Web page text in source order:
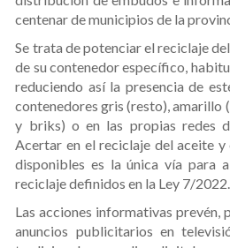
centenar de municipios de la
Se trata de potenciar el reciclaje
de su contenedor específico,
reduciendo así la presencia de
contenedores gris (resto), amarillo
y briks) o en las propias redes
Acertar en el reciclaje del aceite
disponibles es la única vía para
reciclaje definidos en la Ley 7/2022.
Las acciones informativas prevén,
anuncios publicitarios en